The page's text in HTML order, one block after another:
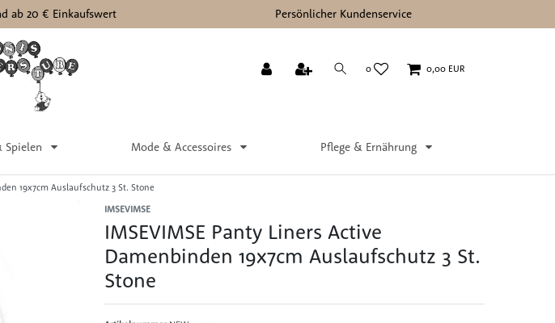
ab 20 € Einkaufswert Persönlicher Kundenservice
0 0,00 EUR
Spielen Mode & Accessoires Pflege & Ernährung
19x7cm Auslaufschutz 3 St. Stone
IMSEVIMSE
IMSEVIMSE Panty Liners Active
Damenbinden 19x7cm Auslaufschutz 3 St.
Stone